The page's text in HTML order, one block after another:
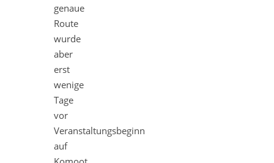
genaue
Route
wurde
aber
erst
wenige
Tage
vor
Veranstaltungsbeginn
auf